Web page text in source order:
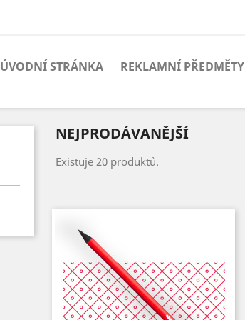
ÚVODNÍ STRÁNKA REKLAMNÍ PŘEDMĚTY
NEJPRODÁVANĚJŠÍ
Existuje 20 produktů.